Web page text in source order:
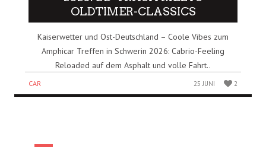
OLDTIMER-CLASSICS
Kaiserwetter und Ost-Deutschland – Coole Vibes zum
Amphicar Treffen in Schwerin 2026: Cabrio-Feeling
Reloaded auf dem Asphalt und volle Fahrt..
CAR 25 JUNI 2